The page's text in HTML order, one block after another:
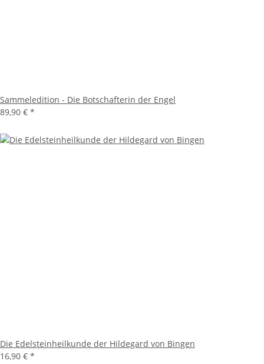
Sammeledition - Die Botschafterin der Engel
89,90 € *
Die Edelsteinheilkunde der Hildegard von Bingen
16,90 € *